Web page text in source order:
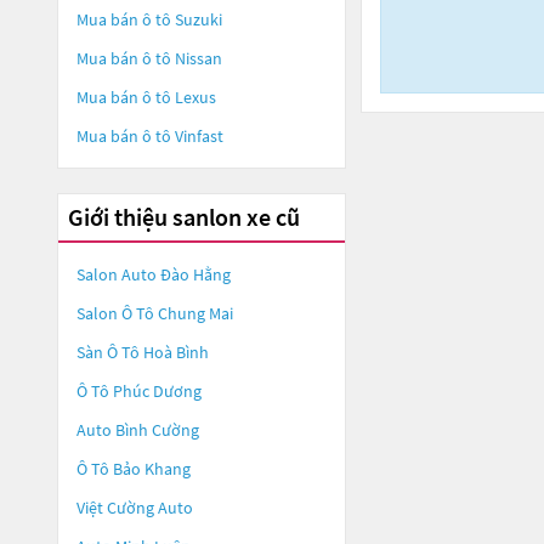
Mua bán ô tô Suzuki
Mua bán ô tô Nissan
Mua bán ô tô Lexus
Mua bán ô tô Vinfast
Giới thiệu sanlon xe cũ
Salon Auto Đào Hằng
Salon Ô Tô Chung Mai
Sàn Ô Tô Hoà Bình
Ô Tô Phúc Dương
Auto Bình Cường
Ô Tô Bảo Khang
Việt Cường Auto